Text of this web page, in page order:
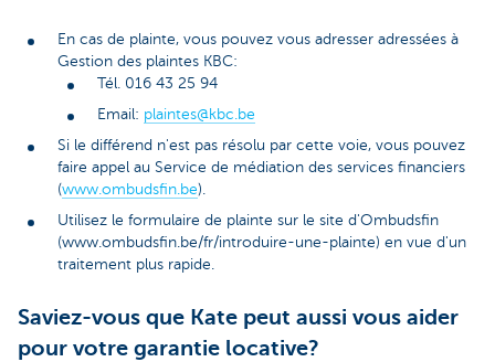
En cas de plainte, vous pouvez vous adresser adressées à
Gestion des plaintes KBC:
Tél. 016 43 25 94
Email: plaintes@kbc.be
Si le différend n'est pas résolu par cette voie, vous pouvez
faire appel au Service de médiation des services financiers
(www.ombudsfin.be).
Utilisez le formulaire de plainte sur le site d'Ombudsfin
(www.ombudsfin.be/fr/introduire-une-plainte) en vue d'un
traitement plus rapide.
Saviez-vous que Kate peut aussi vous aider
pour votre garantie locative?